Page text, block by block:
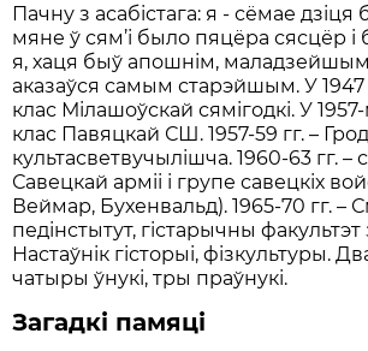
Пачну з асабістага: я - сёмае дзіця
мяне ў сям’і было пяцёра сясцёр і
я, хаця быў апошнім,
аказаўся самым старэйшым. У
клас Мілашоўскай сямігодкі. У
клас Павяцкай СШ. 1957-59 гг. –
культасветвучылішча. 1960-63 гг. –
Савецкай арміі і групе савецкіх
Веймар, Бухенвальд). 1965-70 гг. –
педінстытут, гістарычны факультэт
Настаўнік гісторыі, фізкультуры.
чатыры ўнукі, тры праўнукі.
Загадкі памяці